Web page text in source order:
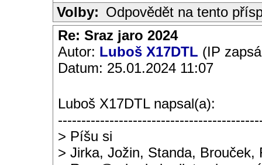
Volby: Odpovědět na tento
Re: Sraz jaro 2024
Autor: Luboš X17DTL (IP
Datum: 25.01.2024 11:07
Luboš X17DTL napsal(a):
> Píšu si
> Jirka, Jožin, Standa, Brouček,